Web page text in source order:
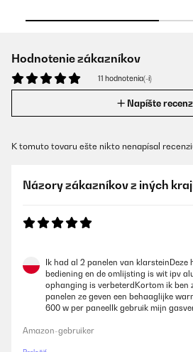
Hodnotenie zákazníkov
11 hodnotenia(-í)
Napíšte
K tomuto tovaru ešte nikto nenapísal
Názory zákazníkov z iných
Ik had al 2 panelen van klarsteinDeze
bediening en de omlijsting is wit ipv
ophanging is verbeterdKortom ik ben
panelen ze geven een behaaglijke
600 w per paneelIk gebruik mijn
Amazon-gebruiker